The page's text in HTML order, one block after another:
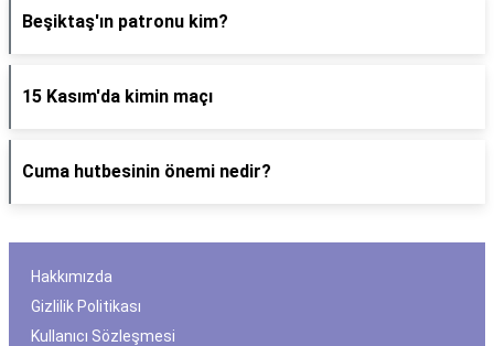
Beşiktaş'ın patronu kim?
15 Kasım'da kimin maçı
Cuma hutbesinin önemi nedir?
Hakkımızda
Gizlilik Politikası
Kullanıcı Sözleşmesi